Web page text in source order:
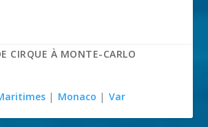
CIRQUE À MONTE-CARLO
| Monaco | Var